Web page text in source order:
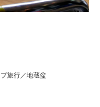
旅行／地蔵盆